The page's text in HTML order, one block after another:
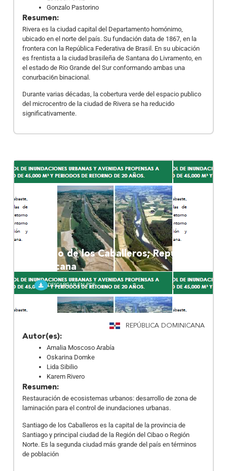
Gonzalo Pastorino
Resumen:
Rivera es la ciudad capital del Departamento homónimo,
ubicado en el norte del país. Su fundación data de 1867, en la
frontera con la República Federativa de Brasil. En su ubicación
es frentista a la ciudad brasileña de Santana do Livramento, en
el estado de Rio Grande del Sur conformando ambas una
conurbaci6n binacional.
Durante varias décadas, la cobertura verde del espacio publico
del microcentro de la ciudad de Rivera se ha reducido
significativamente.
Santiago de los Caballeros; República
Dominicana
DESCARGAR EN PDF
REPÚBLICA DOMINICANA
Autor(es):
Amalia Moscoso Arabía
Oskarina Domke
Lida Sibilio
Karem Rivero
Resumen:
Restauración de ecosistemas urbanos: desarrollo de zona de
laminación para el control de inundaciones urbanas.
Santiago de los Caballeros es la capital de la provincia de
Santiago y principal ciudad de la Región del Cibao o Región
Norte. Es la segunda ciudad más grande del país en términos
de población